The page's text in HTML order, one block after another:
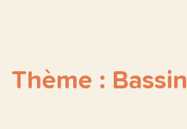
Thème : Bassin